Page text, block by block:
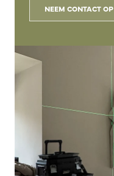
NEEM CONTACT OP